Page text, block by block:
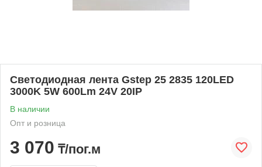
Светодиодная лента Gstep 25 2835 120LED
3000K 5W 600Lm 24V 20IP
В наличии
Опт и розница
3 070 ₸/пог.м